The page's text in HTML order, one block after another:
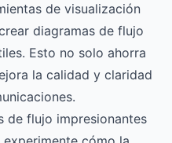
de visualización
diagramas de flujo
Esto no solo ahorra
la calidad y claridad
de flujo impresionantes